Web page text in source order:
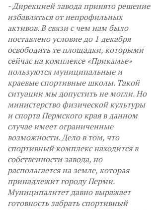
- Дирекцией завода принято решение
избавляться от непрофильных
активов. В связи с чем нам было
поставлено условие до 1 декабря
освободить те площадки, которыми
сейчас на комплексе «Прикамье»
пользуются муниципальные и
краевые спортивные школы. Такой
ситуации мы допустить не могли. Но
министерство физической культуры
и спорта Пермского края в данном
случае имеет ограниченные
возможности. Дело в том, что
спортивный комплекс находится в
собственности завода, но
располагается на земле, которая
принадлежит городу Перми.
Муниципалитет давно выражает
готовность забрать спортивный